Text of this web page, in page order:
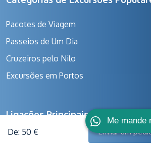
Me mande
De: 50 € Enviar um
Pacotes de Viagem
Passeios de Um Dia
Cruzeiros pelo Nilo
Excursões em Portos
Ligações Principais
Política de Pagamento e Cancelamento